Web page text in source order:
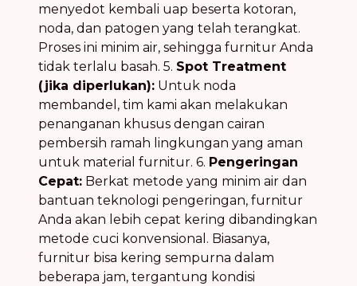
menyedot kembali uap beserta kotoran,
noda, dan patogen yang telah terangkat.
Proses ini minim air, sehingga furnitur Anda
tidak terlalu basah. 5. Spot Treatment
(jika diperlukan): Untuk noda
membandel, tim kami akan melakukan
penanganan khusus dengan cairan
pembersih ramah lingkungan yang aman
untuk material furnitur. 6. Pengeringan
Cepat: Berkat metode yang minim air dan
bantuan teknologi pengeringan, furnitur
Anda akan lebih cepat kering dibandingkan
metode cuci konvensional. Biasanya,
furnitur bisa kering sempurna dalam
beberapa jam, tergantung kondisi